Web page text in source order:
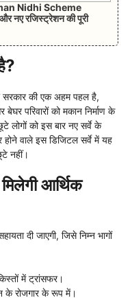
Nidhi Scheme
नए रजिस्ट्रेशन की पूरी
की एक अहम पहल है,
परिवारों को मकान निर्माण के
लोगों को इस बार नए सर्वे के
होने वाले इस डिजिटल सर्वे में यह
नहीं।
आर्थिक
दी जाएगी, जिसे निम्न भागों
में ट्रांसफर।
के रोजगार के रूप में।